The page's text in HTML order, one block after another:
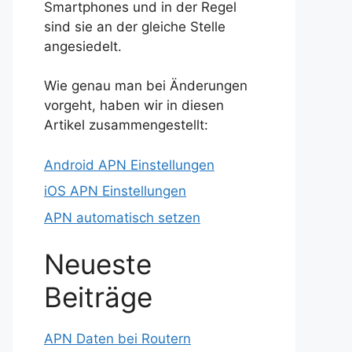
Smartphones und in der Regel
sind sie an der gleiche Stelle
angesiedelt.
Wie genau man bei Änderungen
vorgeht, haben wir in diesen
Artikel zusammengestellt:
Android APN Einstellungen
iOS APN Einstellungen
APN automatisch setzen
Neueste
Beiträge
APN Daten bei Routern